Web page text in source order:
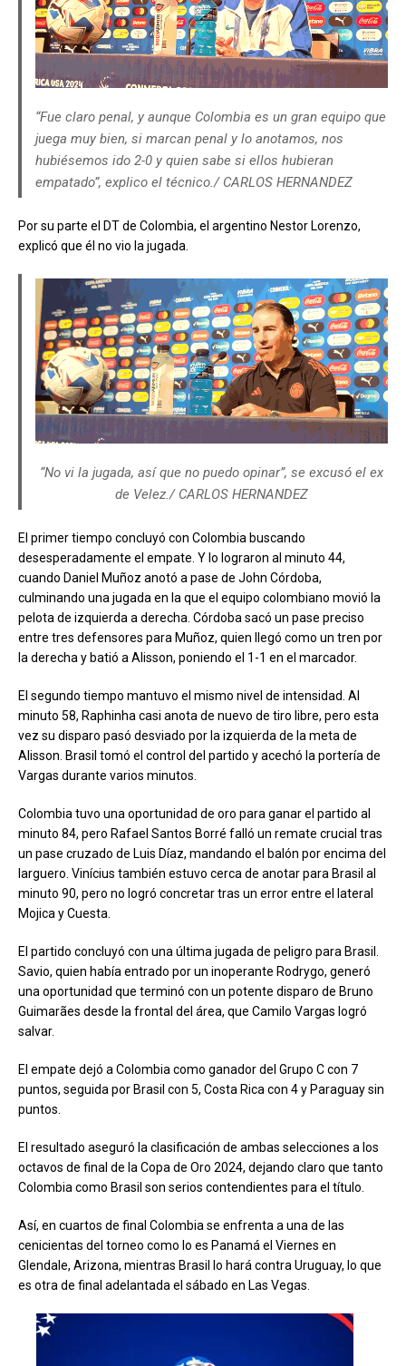
“Fue claro penal, y aunque Colombia es un gran equipo que
juega muy bien, si marcan penal y lo anotamos, nos
hubiésemos ido 2-0 y quien sabe si ellos hubieran
empatado”, explico el técnico./ CARLOS HERNANDEZ
Por su parte el DT de Colombia, el argentino Nestor Lorenzo,
explicó que él no vio la jugada.
“No vi la jugada, así que no puedo opinar”, se excusó el ex
de Velez./ CARLOS HERNANDEZ
El primer tiempo concluyó con Colombia buscando
desesperadamente el empate. Y lo lograron al minuto 44,
cuando Daniel Muñoz anotó a pase de John Córdoba,
culminando una jugada en la que el equipo colombiano movió la
pelota de izquierda a derecha. Córdoba sacó un pase preciso
entre tres defensores para Muñoz, quien llegó como un tren por
la derecha y batió a Alisson, poniendo el 1-1 en el marcador.
El segundo tiempo mantuvo el mismo nivel de intensidad. Al
minuto 58, Raphinha casi anota de nuevo de tiro libre, pero esta
vez su disparo pasó desviado por la izquierda de la meta de
Alisson. Brasil tomó el control del partido y acechó la portería de
Vargas durante varios minutos.
Colombia tuvo una oportunidad de oro para ganar el partido al
minuto 84, pero Rafael Santos Borré falló un remate crucial tras
un pase cruzado de Luis Díaz, mandando el balón por encima del
larguero. Vinícius también estuvo cerca de anotar para Brasil al
minuto 90, pero no logró concretar tras un error entre el lateral
Mojica y Cuesta.
El partido concluyó con una última jugada de peligro para Brasil.
Savio, quien había entrado por un inoperante Rodrygo, generó
una oportunidad que terminó con un potente disparo de Bruno
Guimarães desde la frontal del área, que Camilo Vargas logró
salvar.
El empate dejó a Colombia como ganador del Grupo C con 7
puntos, seguida por Brasil con 5, Costa Rica con 4 y Paraguay sin
puntos.
El resultado aseguró la clasificación de ambas selecciones a los
octavos de final de la Copa de Oro 2024, dejando claro que tanto
Colombia como Brasil son serios contendientes para el título.
Así, en cuartos de final Colombia se enfrenta a una de las
cenicientas del torneo como lo es Panamá el Viernes en
Glendale, Arizona, mientras Brasil lo hará contra Uruguay, lo que
es otra de final adelantada el sábado en Las Vegas.